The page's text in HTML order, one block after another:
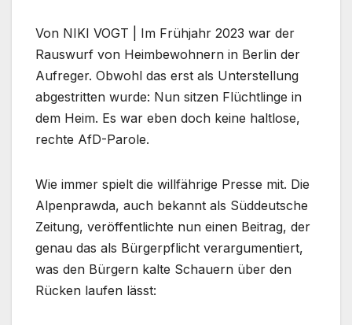
Von NIKI VOGT | Im Frühjahr 2023 war der
Rauswurf von Heimbewohnern in Berlin der
Aufreger. Obwohl das erst als Unterstellung
abgestritten wurde: Nun sitzen Flüchtlinge in
dem Heim. Es war eben doch keine haltlose,
rechte AfD-Parole.
Wie immer spielt die willfährige Presse mit. Die
Alpenprawda, auch bekannt als Süddeutsche
Zeitung, veröffentlichte nun einen Beitrag, der
genau das als Bürgerpflicht verargumentiert,
was den Bürgern kalte Schauern über den
Rücken laufen lässt: